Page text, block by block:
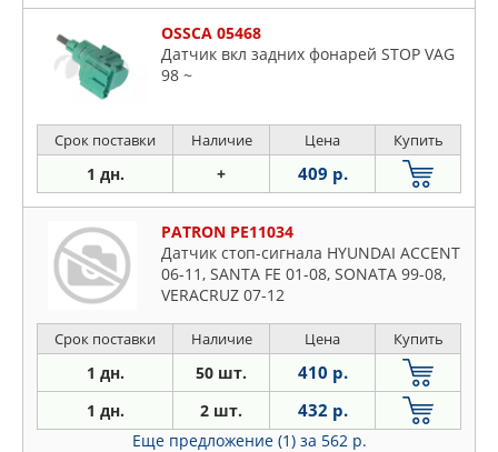
OSSCA 05468
Датчик вкл задних фонарей STOP VAG
98 ~
Срок поставки Наличие Цена Купить
1 дн. + 409 р.
PATRON PE11034
Датчик стоп-сигнала HYUNDAI ACCENT
06-11, SANTA FE 01-08, SONATA 99-08,
VERACRUZ 07-12
Срок поставки Наличие Цена Купить
1 дн. 50 шт. 410 р.
1 дн. 2 шт. 432 р.
Еще предложение (1) за 562 р.